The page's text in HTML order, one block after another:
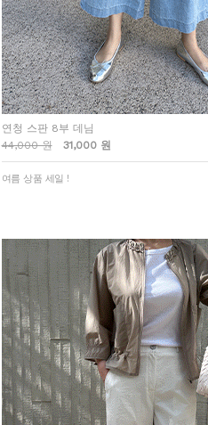
연청 스판 8부 데님
44,000 원
31,000 원
여름 상품 세일 !